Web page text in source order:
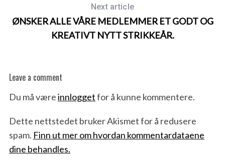
Next article
ØNSKER ALLE VÅRE MEDLEMMER ET GODT OG
KREATIVT NYTT STRIKKEÅR.
Leave a comment
Du må væreinnloggetfor å kunne kommentere.
Dette nettstedet bruker Akismet for å redusere
spam. Finn ut mer om hvordan kommentardataene
dine behandles.